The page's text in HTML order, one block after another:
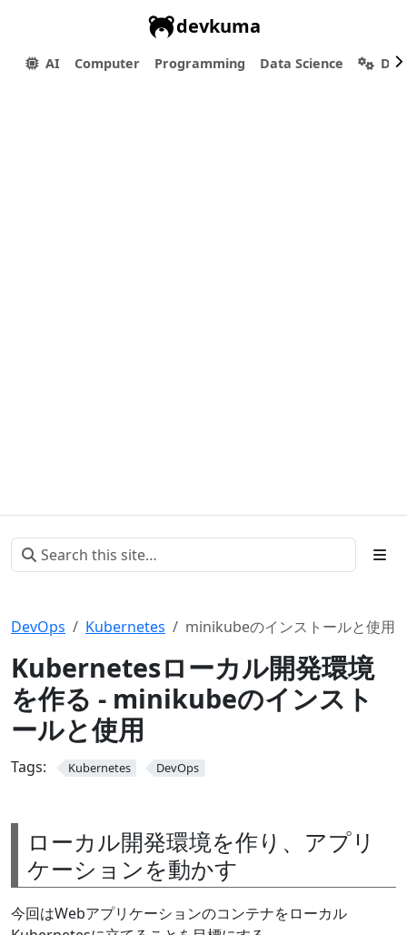
devkuma
AI Computer Programming Data Science
DevOps Kubernetes minikubeのインストールと使用
Kubernetesローカル開発環境
を作る - minikubeのインスト
ールと使用
Tags: Kubernetes DevOps
ローカル開発環境を作り、アプリ
ケーションを動かす
今回はWebアプリケーションのコンテナをローカル